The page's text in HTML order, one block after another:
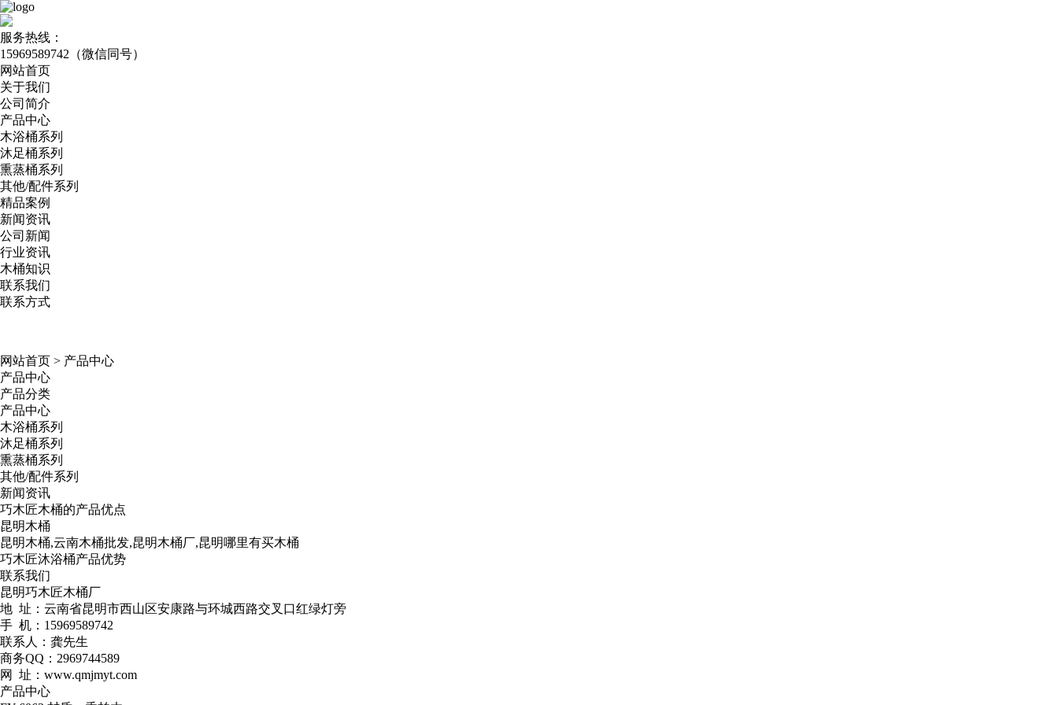
服务热线：
15969589742（微信同号）
网站首页
关于我们
公司简介
产品中心
木浴桶系列
沐足桶系列
熏蒸桶系列
其他/配件系列
精品案例
新闻资讯
公司新闻
行业资讯
木桶知识
联系我们
联系方式
网站首页 > 产品中心
产品中心
产品分类
产品中心
木浴桶系列
沐足桶系列
熏蒸桶系列
其他/配件系列
新闻资讯
巧木匠木桶的产品优点
昆明木桶
昆明木桶,云南木桶批发,昆明木桶厂,昆明哪里有买木桶
巧木匠沐浴桶产品优势
联系我们
昆明巧木匠木桶厂
地 址：云南省昆明市西山区安康路与环城西路交叉口红绿灯旁
手 机：15969589742
联系人：龚先生
商务QQ：2969744589
网 址：www.qmjmyt.com
产品中心